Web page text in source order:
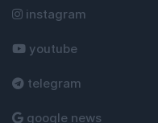
instagram
youtube
telegram
google news